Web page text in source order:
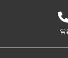
営